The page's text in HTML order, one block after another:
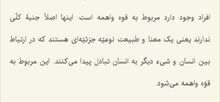
افراد وجود دارد مربوط به قوه واهمه است. اینها اصلاً جنبۀ کلّى
ندارند یعنى یک معنا و طبیعت نوعیّه جزئیّه‌اى هستند که در ارتباط
بین انسان و شىء دیگر به انسان تبادل پیدا مى‌کنند. این مربوط به
قوّه واهمه مى‌شود.